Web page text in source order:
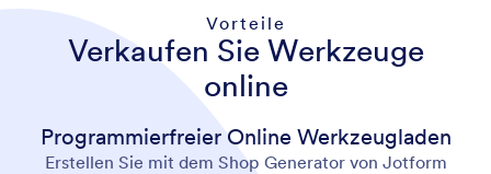
Vorteile
Verkaufen Sie Werkzeuge
online
Programmierfreier Online Werkzeugladen
Erstellen Sie mit dem Shop Generator von Jotform